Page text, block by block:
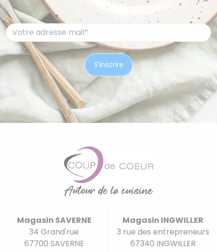
Magasin SAVERNE
34 Grand'rue
67700 SAVERNE
Magasin INGWILLER
3 rue des entrepreneurs
67340 INGWILLER